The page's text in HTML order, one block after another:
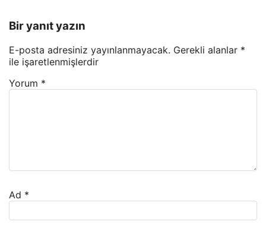
Bir yanıt yazın
E-posta adresiniz yayınlanmayacak. Gerekli alanlar *
ile işaretlenmişlerdir
Yorum *
Ad *